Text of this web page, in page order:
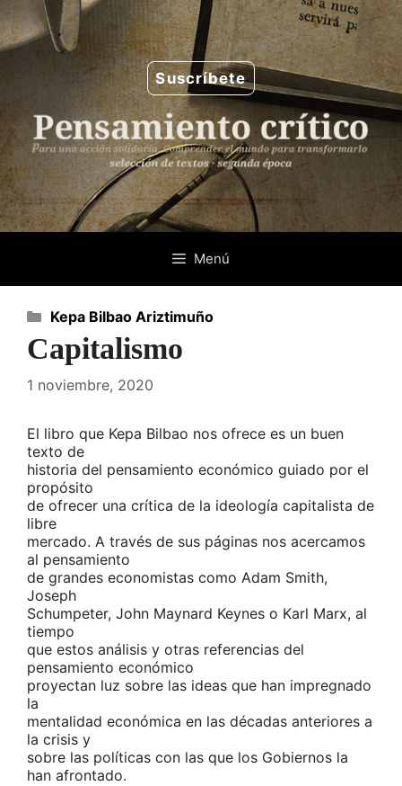
Saltar
al
contenido
Suscríbete
Menú
Capitalismo
1 noviembre, 2020
El libro que Kepa Bilbao nos ofrece es un buen
texto de
historia del pensamiento económico guiado por el
propósito
de ofrecer una crítica de la ideología capitalista de
libre
mercado. A través de sus páginas nos acercamos
al pensamiento
de grandes economistas como Adam Smith,
Joseph
Schumpeter, John Maynard Keynes o Karl Marx, al
tiempo
que estos análisis y otras referencias del
pensamiento económico
proyectan luz sobre las ideas que han impregnado
la
mentalidad económica en las décadas anteriores a
la crisis y
sobre las políticas con las que los Gobiernos la
han afrontado.
Categorías
Kepa Bilbao Ariztimuño